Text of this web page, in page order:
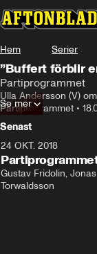
Hem Serier
”Buffert förblir
Partiprogrammet
Ulla Andersson (V)
Partiprogrammet •
Se mer
Senast
24 OKT. 2018
Gustav Fridolin,
Torwaldsson